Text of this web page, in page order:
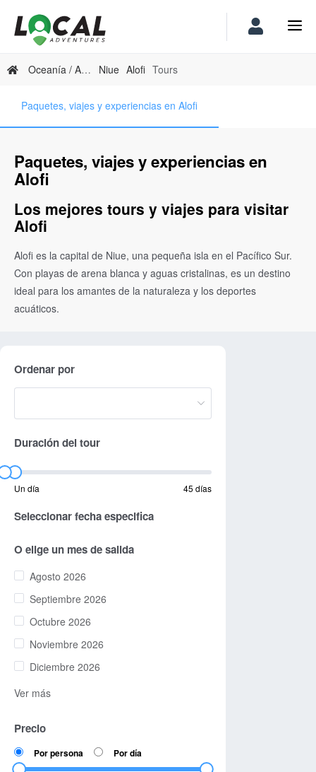
Oceanía / Australia Niue Alofi Tours
Paquetes, viajes y experiencias en Alofi
Paquetes, viajes y experiencias en
Alofi
Los mejores tours y viajes para visitar
Alofi
Alofi es la capital de Niue, una pequeña isla en el Pacífico Sur.
Con playas de arena blanca y aguas cristalinas, es un destino
ideal para los amantes de la naturaleza y los deportes
acuáticos.
Ordenar por
Duración del tour
Un día 45 días
Seleccionar fecha especifica
O elige un mes de salida
Agosto 2026
Septiembre 2026
Octubre 2026
Noviembre 2026
Diciembre 2026
Ver más
Precio
Por persona Por día